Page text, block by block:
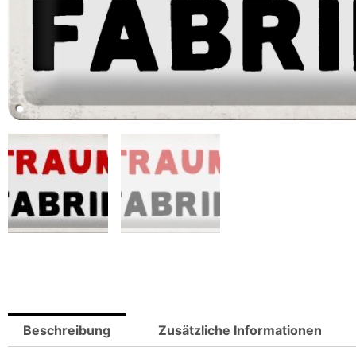
Beschreibung Zusätzliche Informationen